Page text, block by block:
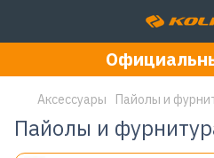
Аксессуары Пайолы и
Пайолы и